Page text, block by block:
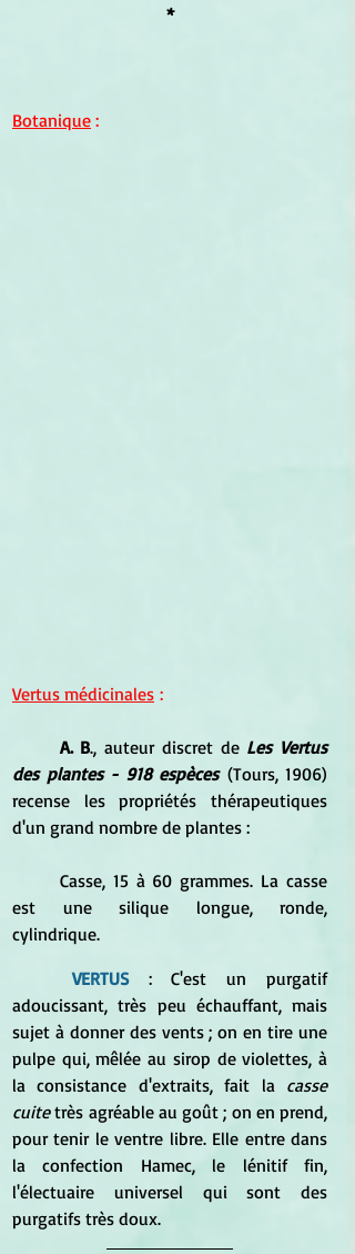
*
Botanique :
Vertus médicinales :
	A. B
., auteur discret de Les Vertus
des plantes - 918 espèces (Tours, 1906)
recense les propriétés thérapeutiques
d'un grand nombre de plantes :
est une silique longue, ronde,
cylindrique.
VERTUS : C'est un purgatif
adoucissant, très peu échauffant, mais
sujet à donner des vents ; on en tire une
pulpe qui, mêlée au sirop de violettes, à
la consistance d'extraits, fait la casse
cuite très agréable au goût ; on en prend,
pour tenir le ventre libre. Elle entre dans
la confection Hamec, le lénitif fin,
l'électuaire universel qui sont des
purgatifs très doux.